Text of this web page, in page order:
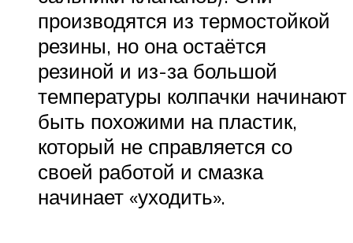
производятся из термостойкой
резины, но она остаётся
резиной и из-за большой
температуры колпачки начинают
быть похожими на пластик,
который не справляется со
своей работой и смазка
начинает «уходить».